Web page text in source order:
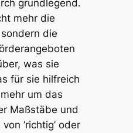
grundlegend.
mehr die
die
was sie
für sie hilfreich
um das
Maßstäbe und
‘richtig’ oder